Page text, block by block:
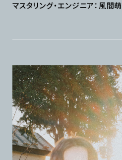
マスタリング・エンジニア：風間萌